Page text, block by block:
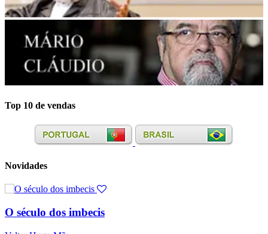
Top 10 de vendas
Novidades
O século dos imbecis